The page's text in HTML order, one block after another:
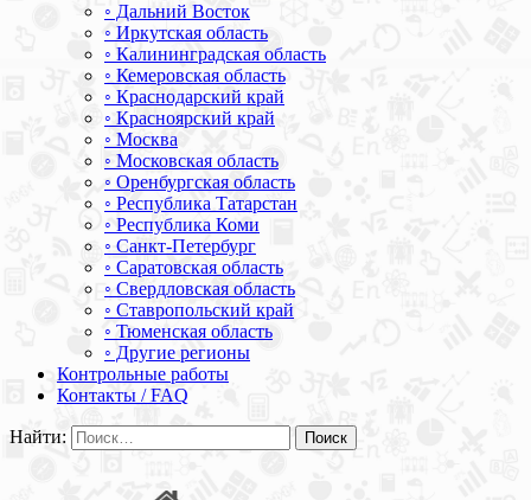
◦ Дальний Восток
◦ Иркутская область
◦ Калининградская область
◦ Кемеровская область
◦ Краснодарский край
◦ Красноярский край
◦ Москва
◦ Московская область
◦ Оренбургская область
◦ Республика Татарстан
◦ Республика Коми
◦ Санкт-Петербург
◦ Саратовская область
◦ Свердловская область
◦ Ставропольский край
◦ Тюменская область
◦ Другие регионы
Контрольные работы
Контакты / FAQ
Найти: